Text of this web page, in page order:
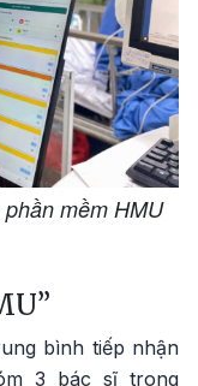
mềm HMU
bình tiếp nhận
3 bác sĩ trong